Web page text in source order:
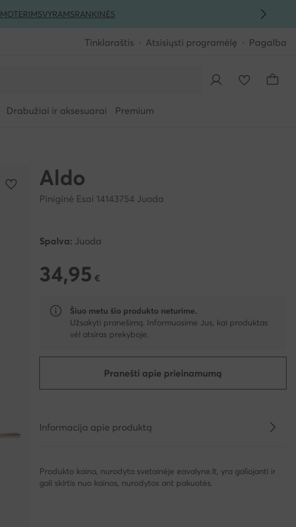
MOTERIMSVYRAMSRANKINĖS
Tinklaraštis Atsisiųsti programėlę Pagalba
Drabužiai ir aksesuarai Premium
Aldo
Piniginė Esai 14143754 Juoda
Spalva: Juoda
34,95 €
34,95 €
Šiuo metu šio produkto neturime.
Užsakyti pranešimą. Informuosime Jus, kai produktas
vėl atsiras prekyboje.
Pranešti apie prieinamumą
Informacija apie produktą
Produkto kaina, nurodyta svetainėje eavalyne.lt, yra galiojanti ir
gali skirtis nuo kainos, nurodytos ant pakuotės.